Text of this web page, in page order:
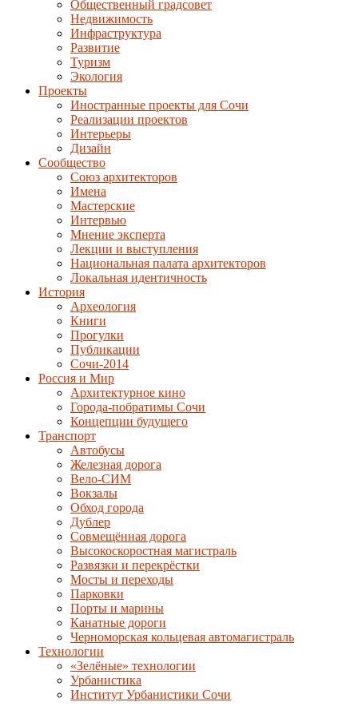
Общественный градсовет
Недвижимость
Инфраструктура
Развитие
Туризм
Экология
Проекты
Иностранные проекты для Сочи
Реализации проектов
Интерьеры
Дизайн
Сообщество
Союз архитекторов
Имена
Мастерские
Интервью
Мнение эксперта
Лекции и выступления
Национальная палата архитекторов
Локальная идентичность
История
Археология
Книги
Прогулки
Публикации
Сочи-2014
Россия и Мир
Архитектурное кино
Города-побратимы Сочи
Концепции будущего
Транспорт
Автобусы
Железная дорога
Вело-СИМ
Вокзалы
Обход города
Дублер
Совмещённая дорога
Высокоскоростная магистраль
Развязки и перекрёстки
Мосты и переходы
Парковки
Порты и марины
Канатные дороги
Черноморская кольцевая автомагистраль
Технологии
«Зелёные» технологии
Урбанистика
Институт Урбанистики Сочи